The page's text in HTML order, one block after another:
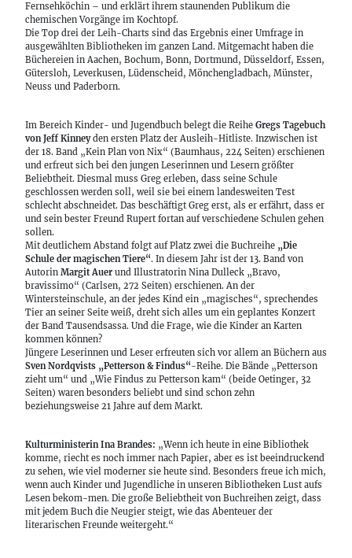
Fernsehköchin – und erklärt ihrem staunenden Publikum die
chemischen Vorgänge im Kochtopf.
Die Top drei der Leih-Charts sind das Ergebnis einer Umfrage in
ausgewählten Bibliotheken im ganzen Land. Mitgemacht haben die
Büchereien in Aachen, Bochum, Bonn, Dortmund, Düsseldorf, Essen,
Gütersloh, Leverkusen, Lüdenscheid, Mönchengladbach, Münster,
Neuss und Paderborn.
Im Bereich Kinder- und Jugendbuch belegt die Reihe Gregs Tagebuch
von Jeff Kinneyden ersten Platz der Ausleih-Hitliste. Inzwischen ist
der 18. Band „Kein Plan von Nix“ (Baumhaus, 224 Seiten) erschienen
und erfreut sich bei den jungen Leserinnen und Lesern größter
Beliebtheit. Diesmal muss Greg erleben, dass seine Schule
geschlossen werden soll, weil sie bei einem landesweiten Test
schlecht abschneidet. Das beschäftigt Greg erst, als er erfährt, dass er
und sein bester Freund Rupert fortan auf verschiedene Schulen gehen
sollen.
Mit deutlichem Abstand folgt auf Platz zwei die Buchreihe „Die
Schule der magischen Tiere“. In diesem Jahr ist der 13. Band von
Autorin Margit Auer und Illustratorin Nina Dulleck „Bravo,
bravissimo“ (Carlsen, 272 Seiten) erschienen. An der
Wintersteinschule, an der jedes Kind ein „magisches“, sprechendes
Tier an seiner Seite weiß, dreht sich alles um ein geplantes Konzert
der Band Tausendsassa. Und die Frage, wie die Kinder an Karten
kommen können?
Jüngere Leserinnen und Leser erfreuten sich vor allem an Büchern aus
Sven Nordqvists „Petterson & Findus“-Reihe. Die Bände „Petterson
zieht um“ und „Wie Findus zu Petterson kam“ (beide Oetinger, 32
Seiten) waren besonders beliebt und sind schon zehn
beziehungsweise 21 Jahre auf dem Markt.
Kulturministerin Ina Brandes: „Wenn ich heute in eine Bibliothek
komme, riecht es noch immer nach Papier, aber es ist beeindruckend
zu sehen, wie viel moderner sie heute sind. Besonders freue ich mich,
wenn auch Kinder und Jugendliche in unseren Bibliotheken Lust aufs
Lesen bekom-men. Die große Beliebtheit von Buchreihen zeigt, dass
mit jedem Buch die Neugier steigt, wie das Abenteuer der
literarischen Freunde weitergeht.“